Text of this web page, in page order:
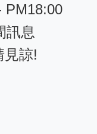
PM18:00
訊息
見諒!